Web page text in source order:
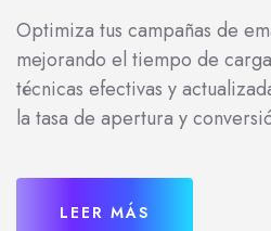
Optimiza tus campañas de
mejorando el tiempo de
técnicas efectivas y
la tasa de apertura y
LEER MÁS